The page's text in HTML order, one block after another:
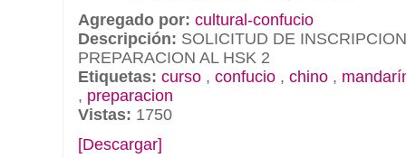
Agregado por: cultural-confucio
Descripción: SOLICITUD DE
PREPARACION AL HSK 2
Etiquetas: curso , confucio , chino ,
, preparacion
Vistas: 1750
[Descargar]